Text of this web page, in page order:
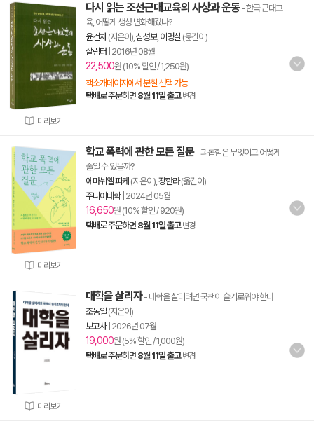
미리보기
다시 읽는 조선근대교육의 사상과 운동- 한국 근대교
육, 어떻게 생성 변화해갔나?
윤건차(지은이), 심성보, 이명실 (옮긴이)
살림터 2016년 08월
22,500원 (10% 할인 / 1,250원)
책소개페이지에서 분철 선택 가능
택배로 주문하면 8월 11일 출고 변경
미리보기
학교 폭력에 관한 모든 질문- 괴롭힘은 무엇이고 어떻게
줄일 수 있을까?
에마뉘엘 피케 (지은이), 장한라(옮긴이)
주니어태학| 2024년 05월
16,650원 (10% 할인 / 920원)
택배로 주문하면 8월 11일 출고 변경
미리보기
대학을 살리자- 대학을 살리려면 국책이 슬기로워야 한다
조동일 (지은이)
보고사| 2026년 07월
19,000원 (5% 할인 / 1,000원)
택배로 주문하면 8월 11일 출고 변경